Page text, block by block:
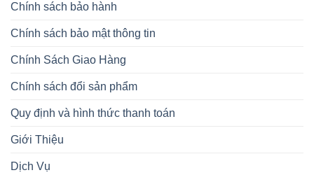
Chính sách bảo hành
Chính sách bảo mật thông tin
Chính Sách Giao Hàng
Chính sách đổi sản phẩm
Quy định và hình thức thanh toán
Giới Thiệu
Dịch Vụ